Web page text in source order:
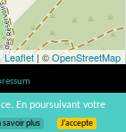
Leaflet| ©OpenStreetMap
Maßen empfohlen |
En poursuivant votre
savoir plus J’accepte